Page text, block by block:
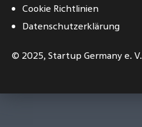
Cookie Richtlinien
Datenschutzerklärung
© 2025,Startup Germany e. V.